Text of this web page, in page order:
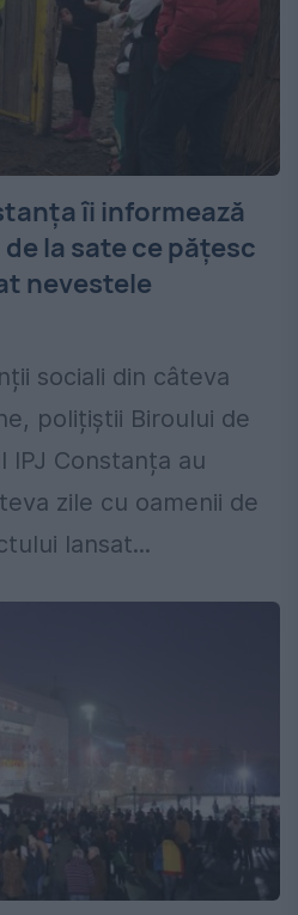
îi informează
la sate ce pățesc
nevestele
sociali din câteva
polițiștii Biroului de
IPJ Constanța au
zile cu oamenii de
lansat...